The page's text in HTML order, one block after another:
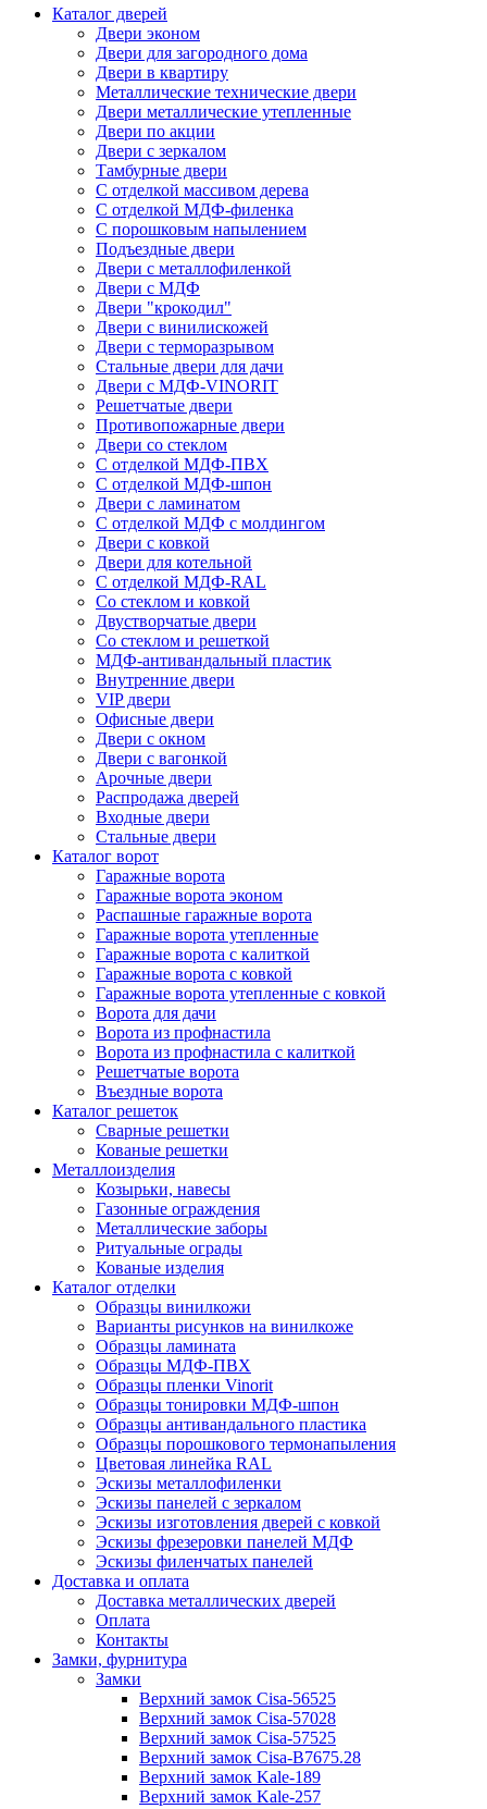
Каталог дверей
Двери эконом
Двери для загородного дома
Двери в квартиру
Металлические технические двери
Двери металлические утепленные
Двери по акции
Двери с зеркалом
Тамбурные двери
С отделкой массивом дерева
С отделкой МДФ-филенка
С порошковым напылением
Подъездные двери
Двери с металлофиленкой
Двери с МДФ
Двери "крокодил"
Двери с винилискожей
Двери с терморазрывом
Стальные двери для дачи
Двери с МДФ-VINORIT
Решетчатые двери
Противопожарные двери
Двери со стеклом
С отделкой МДФ-ПВХ
С отделкой МДФ-шпон
Двери с ламинатом
С отделкой МДФ с молдингом
Двери с ковкой
Двери для котельной
С отделкой МДФ-RAL
Со стеклом и ковкой
Двустворчатые двери
Со стеклом и решеткой
МДФ-антивандальный пластик
Внутренние двери
VIP двери
Офисные двери
Двери с окном
Двери с вагонкой
Арочные двери
Распродажа дверей
Входные двери
Стальные двери
Каталог ворот
Гаражные ворота
Гаражные ворота эконом
Распашные гаражные ворота
Гаражные ворота утепленные
Гаражные ворота c калиткой
Гаражные ворота с ковкой
Гаражные ворота утепленные с ковкой
Ворота для дачи
Ворота из профнастила
Ворота из профнастила с калиткой
Решетчатые ворота
Въездные ворота
Каталог решеток
Сварные решетки
Кованые решетки
Металлоизделия
Козырьки, навесы
Газонные ограждения
Металлические заборы
Ритуальные ограды
Кованые изделия
Каталог отделки
Образцы винилкожи
Варианты рисунков на винилкоже
Образцы ламината
Образцы МДФ-ПВХ
Образцы пленки Vinorit
Образцы тонировки МДФ-шпон
Образцы антивандального пластика
Образцы порошкового термонапыления
Цветовая линейка RAL
Эскизы металлофиленки
Эскизы панелей с зеркалом
Эскизы изготовления дверей с ковкой
Эскизы фрезеровки панелей МДФ
Эскизы филенчатых панелей
Доставка и оплата
Доставка металлических дверей
Оплата
Контакты
Замки, фурнитура
Замки
Верхний замок Cisa-56525
Верхний замок Cisa-57028
Верхний замок Cisa-57525
Верхний замок Cisa-B7675.28
Верхний замок Kale-189
Верхний замок Kale-257